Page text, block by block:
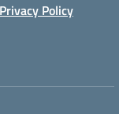
Privacy Policy